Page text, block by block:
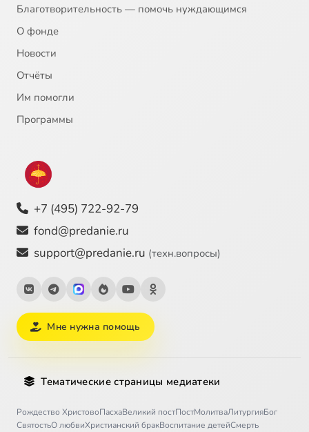
Благотворительность — помочь нуждающимся
О фонде
Новости
Отчёты
Им помогли
Программы
+7 (495) 722-92-79
fond@predanie.ru
support@predanie.ru (техн.вопросы)
Мне нужна помощь
Тематические страницы медиатеки
Рождество ХристовоПасхаВеликий постПостМолитваЛитургияБог
СвятостьО любвиХристианский бракВоспитание детейСмерть